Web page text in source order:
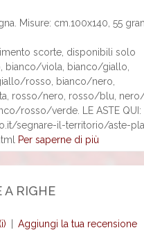
Misure: cm.100x140, 55
scorte, disponibili solo
bianco/viola, bianco/giallo,
rosso, bianco/nero,
rosso/nero, rosso/blu,
rosso/verde. LE ASTE QUI:
segnare-il-territorio/aste-
Per saperne di più
A RIGHE
Aggiungi la tua recensione